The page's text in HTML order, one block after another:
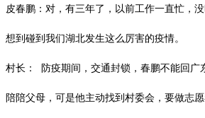
皮春鹏：对，有三年了，以前工作一直忙，
想到碰到我们湖北发生这么厉害的疫情。
村长： 防疫期间，交通封锁，春鹏不能回广
陪陪父母，可是他主动找到村委会，要做志